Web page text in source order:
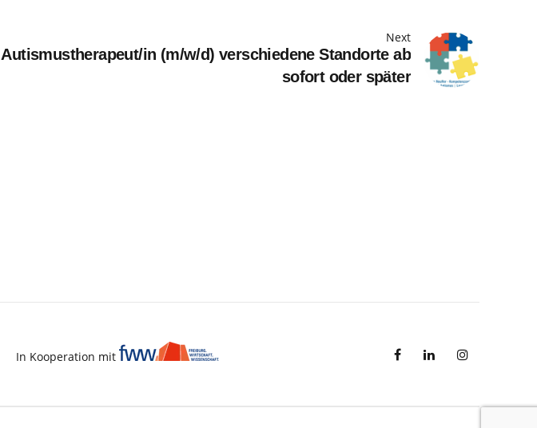
Next
Autismustherapeut/in (m/w/d) verschiedene Standorte ab
sofort oder später
In Kooperation mit